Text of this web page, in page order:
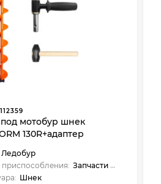
мотобур шнек
130R+адаптер
Ледобур
приспособления: Запчасти и аксессуары
Шнек